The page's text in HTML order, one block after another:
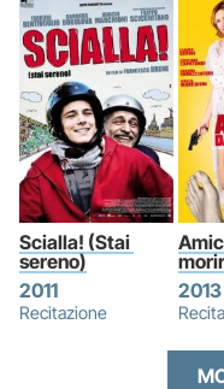
Scialla! (Stai
sereno)
2011
Recitazione
2013